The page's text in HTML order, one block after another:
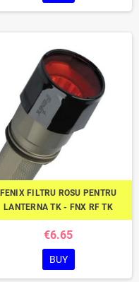
FENIX FILTRU ROSU PENTRU
LANTERNA TK - FNX RF TK
€6.65
BUY